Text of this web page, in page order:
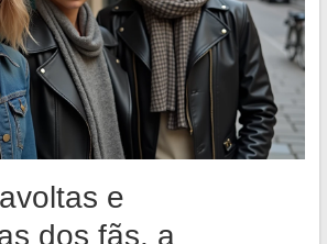
e
dos fãs, a